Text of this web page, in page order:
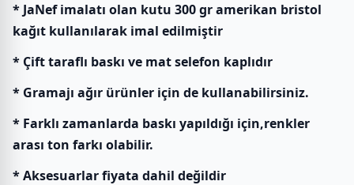
* JaNef imalatı olan kutu 300 gr amerikan bristol
kağıt kullanılarak imal edilmiştir
* Çift taraflı baskı ve mat selefon kaplıdır
* Gramajı ağır ürünler için de kullanabilirsiniz.
* Farklı zamanlarda baskı yapıldığı için,renkler
arası ton farkı olabilir.
* Aksesuarlar fiyata dahil değildir